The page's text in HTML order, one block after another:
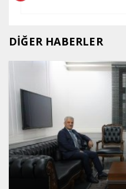
DİĞER HABERLER